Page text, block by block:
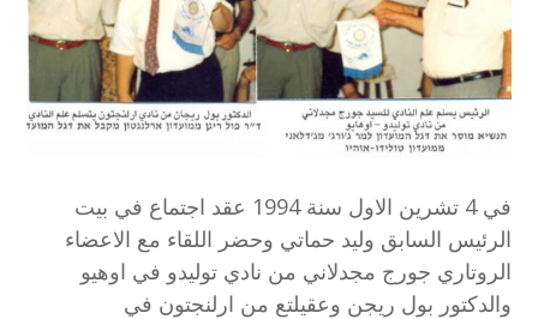
في 4 تشرين الاول سنة 1994 عقد اجتماع في بيت
الرئيس السابق وليد حماتي وحضر اللقاء مع الاعضاء
الروتاري جورج مجدلاني من نادي توليدو في اوهيو
والدكتور بول ريجن وعقيلتع من ارلنجتون في